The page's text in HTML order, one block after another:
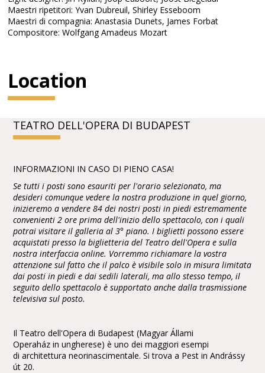
Maestri ripetitori: Yvan Dubreuil, Shirley Esseboom
Maestri di compagnia: Anastasia Dunets, James Forbat
Compositore: Wolfgang Amadeus Mozart
Location
TEATRO DELL'OPERA DI BUDAPEST
INFORMAZIONI IN CASO DI PIENO CASA!
Se tutti i posti sono esauriti per l'orario selezionato, ma
desideri comunque vedere la nostra produzione in quel giorno,
inizieremo a vendere 84 dei nostri posti in piedi estremamente
convenienti 2 ore prima dell'inizio dello spettacolo, con i quali
potrai visitare il galleria al 3° piano. I biglietti possono essere
acquistati presso la biglietteria del Teatro dell'Opera e sulla
nostra interfaccia online. Vorremmo richiamare la vostra
attenzione sul fatto che il palco è visibile solo in misura limitata
dai posti in piedi e dai sedili laterali, ma allo stesso tempo, il
seguito dello spettacolo è supportato anche dalla trasmissione
televisiva sul posto.
Il Teatro dell'Opera di Budapest (Magyar Állami
Operaház in ungherese) è uno dei maggiori esempi
di architettura neorinascimentale. Si trova a Pest in Andrássy
út 20.